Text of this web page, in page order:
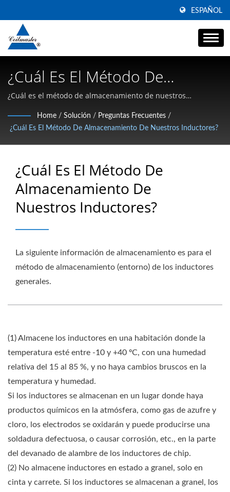
ESPAÑOL
¿Cuál Es El Método De
Almacenamiento De Nuestros
Inductores? | Fabricante De
Filtros De Línea De Potencia
Electronics
¿Cuál es el método de almacenamiento de nuestros
corriente, filtros de modo común y magnéticos de alta
frecuencia
Home / Solución / Preguntas Frecuentes /
¿Cuál Es El Método De Almacenamiento De Nuestros Inductores?
¿Cuál Es El Método De
Almacenamiento De
Nuestros Inductores?
La siguiente información de almacenamiento es para el
método de almacenamiento (entorno) de los inductores
generales.
(1) Almacene los inductores en una habitación donde la
temperatura esté entre -10 y +40 ºC, con una humedad
relativa del 15 al 85 %, y no haya cambios bruscos en la
temperatura y humedad.
Si los inductores se almacenan en un lugar donde haya
productos químicos en la atmósfera, como gas de azufre y
cloro, los electrodos se oxidarán y puede producirse una
soldadura defectuosa, o causar corrosión, etc., en la parte
del devanado de alambre de los inductores de chip.
(2) No almacene inductores en estado a granel, solo en
cinta y carrete. Si los inductores se almacenan a granel, los